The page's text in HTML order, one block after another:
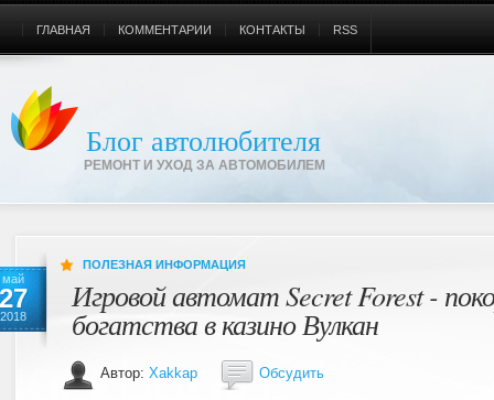
Блог автолюбителя
РЕМОНТ И УХОД ЗА АВТОМОБИЛЕМ
ГЛАВНАЯ КОММЕНТАРИИ КОНТАКТЫ RSS
май
27
2018
ПОЛЕЗНАЯ ИНФОРМАЦИЯ
Игровой автомат Secret Forest -
богатства в казино Вулкан
Автор: Xakkap Обсудить